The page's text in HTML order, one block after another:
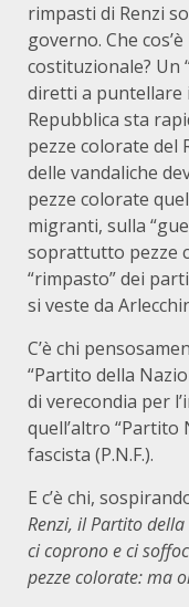
rimpasti di Renzi
governo. Che
costituzionale? Un
diretti a puntellare
Repubblica sta
pezze colorate del
delle vandaliche
pezze colorate
migranti, sulla
soprattutto pezze
“rimpasto” dei
si veste da
C’è chi
“Partito della
di verecondia per
quell’altro “Partito
fascista (P.N.F.).
E c’è chi,
Renzi, il Partito
ci coprono e ci
pezze colorate: ma